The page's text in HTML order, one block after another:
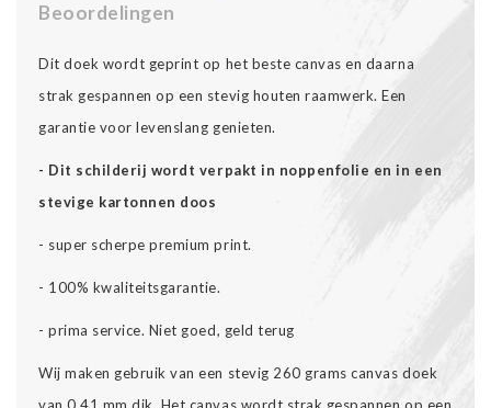
Beoordelingen
Dit doek wordt geprint op het beste canvas en daarna
strak gespannen op een stevig houten raamwerk. Een
garantie voor levenslang genieten.
- Dit schilderij wordt verpakt in noppenfolie en in een
stevige kartonnen doos
- super scherpe premium print.
- 100% kwaliteitsgarantie.
- prima service. Niet goed, geld terug
Wij maken gebruik van een stevig 260 grams canvas doek